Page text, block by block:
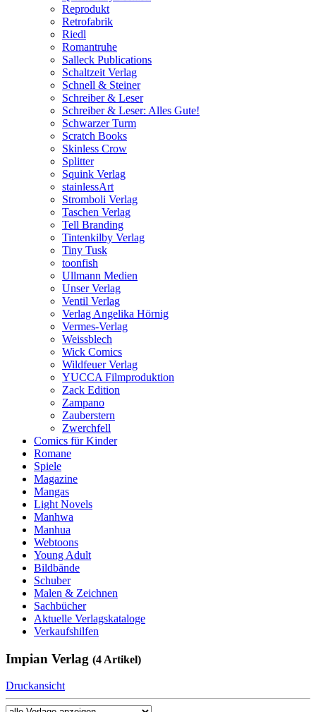
Reprodukt
Retrofabrik
Riedl
Romantruhe
Salleck Publications
Schaltzeit Verlag
Schnell & Steiner
Schreiber & Leser
Schreiber & Leser: Alles Gute!
Schwarzer Turm
Scratch Books
Skinless Crow
Splitter
Squink Verlag
stainlessArt
Stromboli Verlag
Taschen Verlag
Tell Branding
Tintenkilby Verlag
Tiny Tusk
toonfish
Ullmann Medien
Unser Verlag
Ventil Verlag
Verlag Angelika Hörnig
Vermes-Verlag
Weissblech
Wick Comics
Wildfeuer Verlag
YUCCA Filmproduktion
Zack Edition
Zampano
Zauberstern
Zwerchfell
Comics für Kinder
Romane
Spiele
Magazine
Mangas
Light Novels
Manhwa
Manhua
Webtoons
Young Adult
Bildbände
Schuber
Malen & Zeichnen
Sachbücher
Aktuelle Verlagskataloge
Verkaufshilfen
Impian Verlag (4 Artikel)
Druckansicht